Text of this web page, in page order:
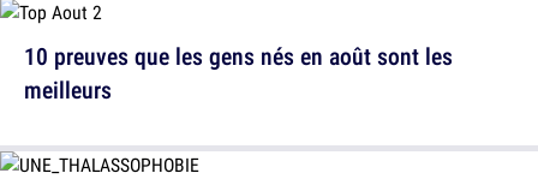
10 preuves que les gens nés en août sont les
meilleurs